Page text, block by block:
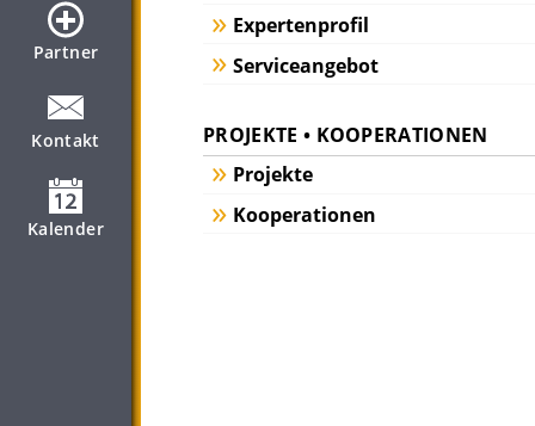
Partner
Kontakt
Kalender
Expertenprofil
Serviceangebot
PROJEKTE • KOOPERATIONEN
Projekte
Kooperationen